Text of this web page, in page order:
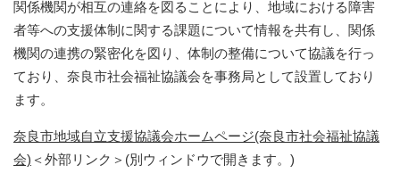
関係機関が相互の連絡を図ることにより、地域における障害
者等への支援体制に関する課題について情報を共有し、関係
機関の連携の緊密化を図り、体制の整備について協議を行っ
ており、奈良市社会福祉協議会を事務局として設置しており
ます。
奈良市地域自立支援協議会ホームページ(奈良市社会福祉協議
会) ＜外部リンク＞ (別ウィンドウで開きます。)